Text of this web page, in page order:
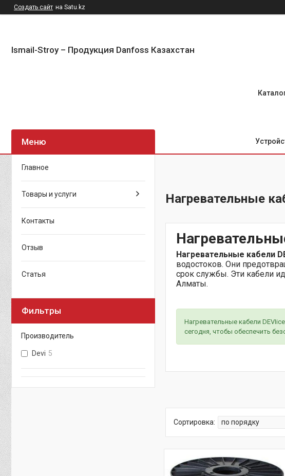
Создать сайт на Satu.kz
Ismail-Stroy – Продукция Danfoss Казахстан
Нагревательные
Нагревательные кабели
водостоков. Они
срок службы. Эти кабели
Алматы.
Нагревательные кабели
сегодня, чтобы обеспечить
Главное
Товары и услуги
Контакты
Отзыв
Статья
Фильтры
Производитель
Devi 5